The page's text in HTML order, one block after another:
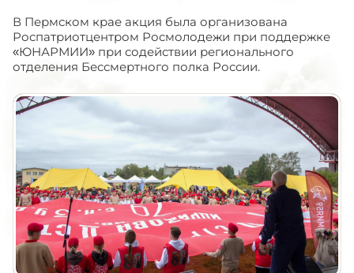
В Пермском крае акция была организована
Роспатриотцентром Росмолодежи при поддержке
«ЮНАРМИИ» при содействии регионального
отделения Бессмертного полка России.